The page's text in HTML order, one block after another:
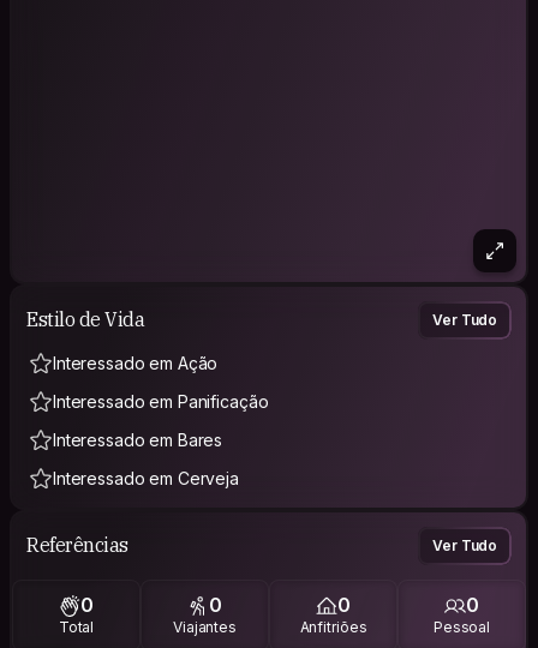
Estilo de Vida Ver Tudo
Interessado em Ação
Interessado em Panificação
Interessado em Bares
Interessado em Cerveja
Referências Ver Tudo
0
Total
0
Viajantes
0
Anfitriões
0
Pessoal